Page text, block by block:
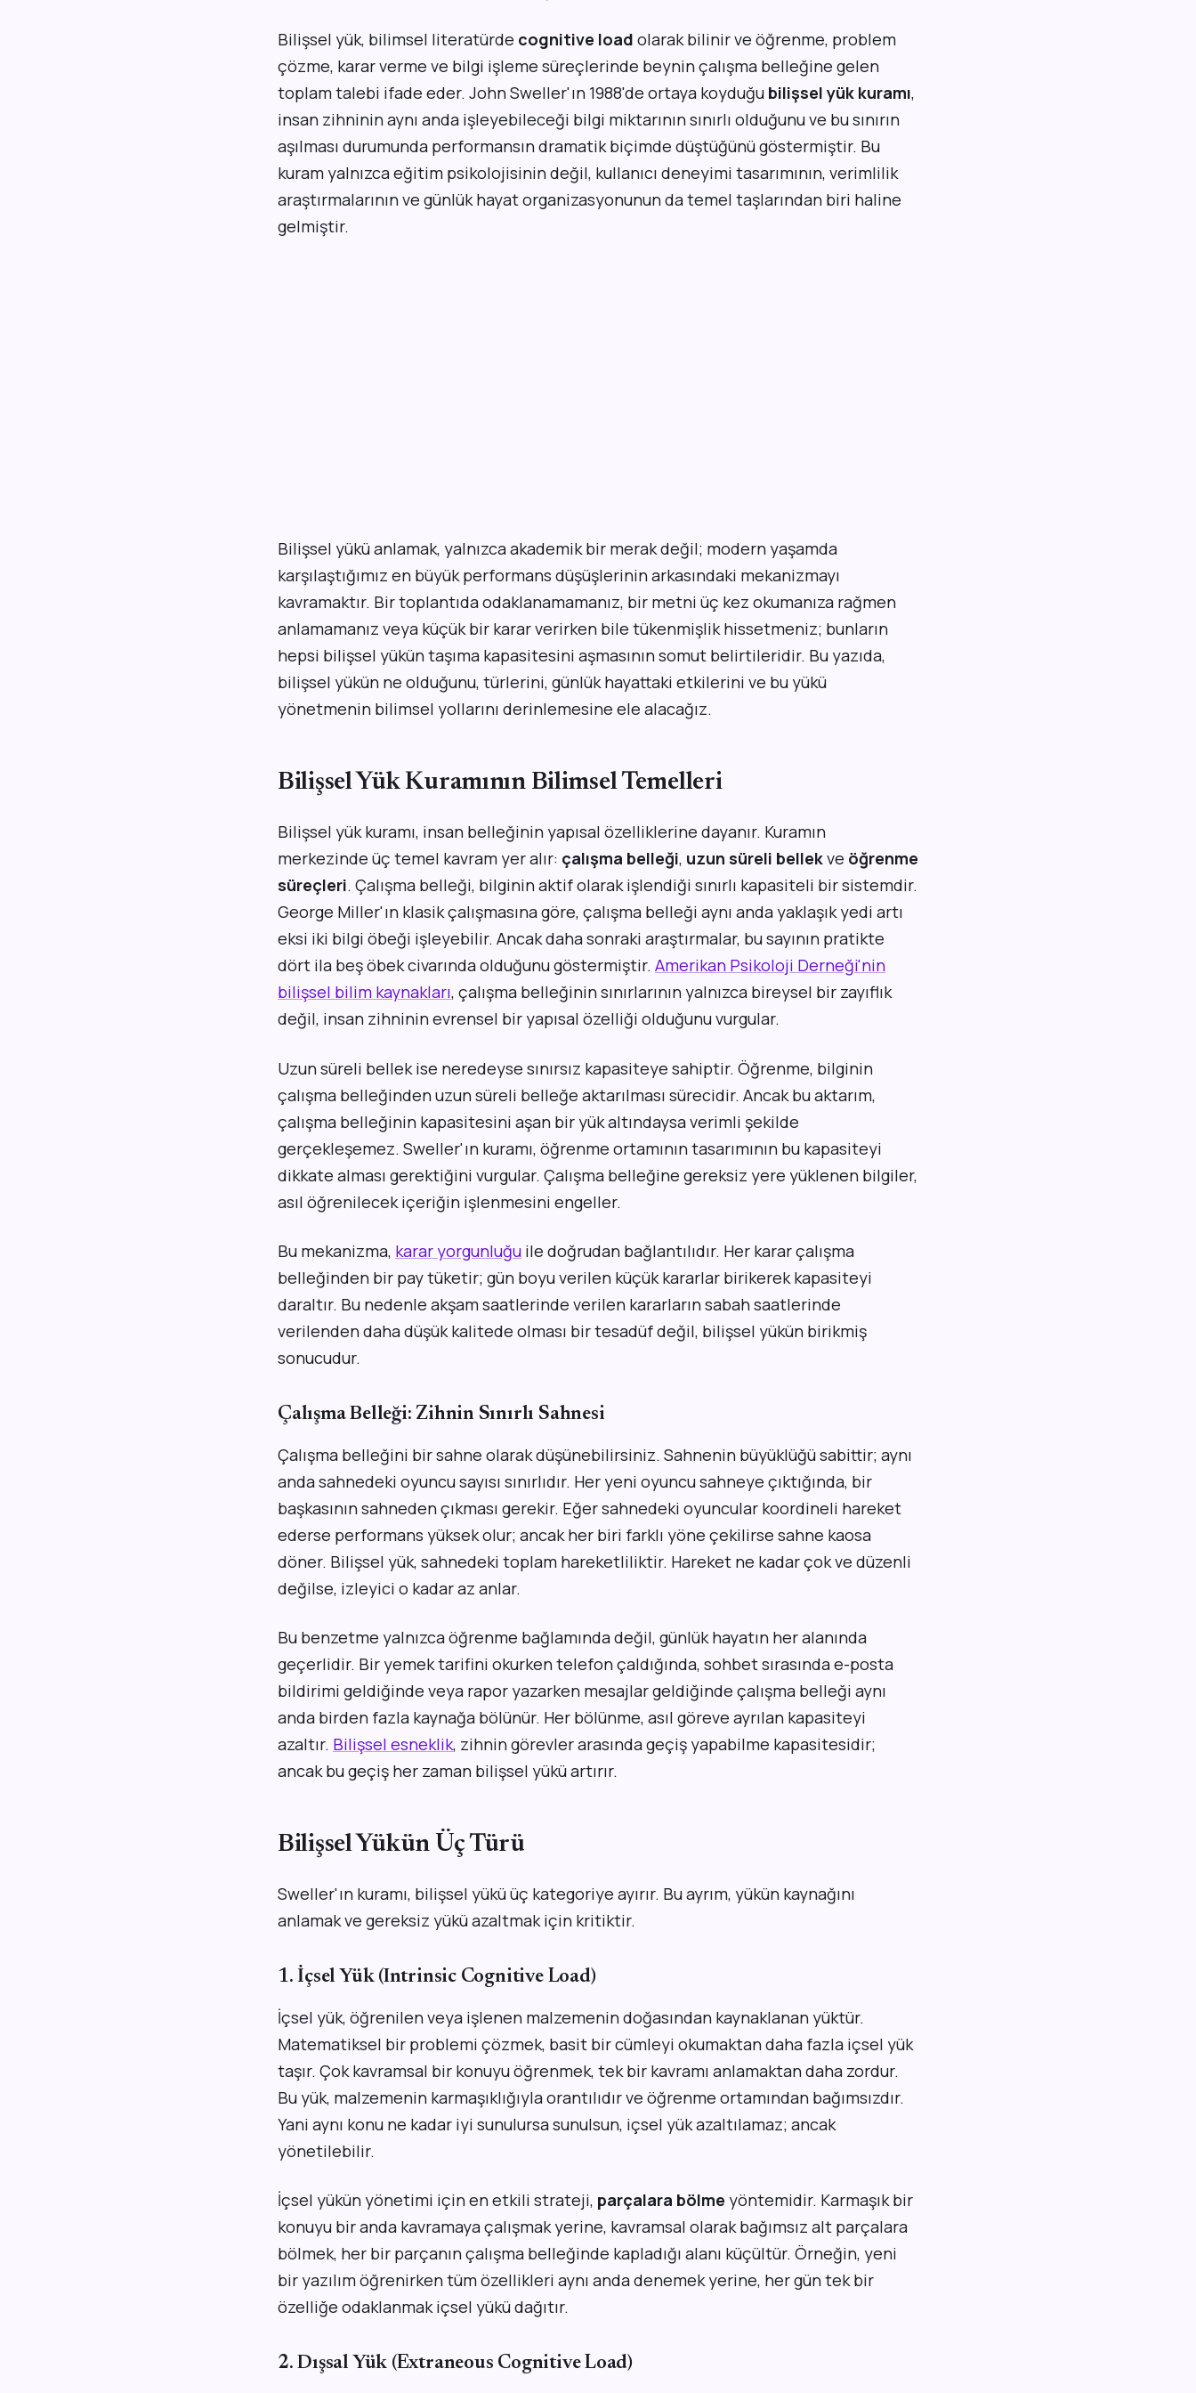
Bilişsel yük, bilimsel literatürde cognitive load olarak bilinir ve öğrenme, problem
çözme, karar verme ve bilgi işleme süreçlerinde beynin çalışma belleğine gelen
toplam talebi ifade eder. John Sweller'ın 1988'de ortaya koyduğu bilişsel yük kuramı,
insan zihninin aynı anda işleyebileceği bilgi miktarının sınırlı olduğunu ve bu sınırın
aşılması durumunda performansın dramatik biçimde düştüğünü göstermiştir. Bu
kuram yalnızca eğitim psikolojisinin değil, kullanıcı deneyimi tasarımının, verimlilik
araştırmalarının ve günlük hayat organizasyonunun da temel taşlarından biri haline
gelmiştir.
Bilişsel yükü anlamak, yalnızca akademik bir merak değil; modern yaşamda
karşılaştığımız en büyük performans düşüşlerinin arkasındaki mekanizmayı
kavramaktır. Bir toplantıda odaklanamamanız, bir metni üç kez okumanıza rağmen
anlamamanız veya küçük bir karar verirken bile tükenmişlik hissetmeniz; bunların
hepsi bilişsel yükün taşıma kapasitesini aşmasının somut belirtileridir. Bu yazıda,
bilişsel yükün ne olduğunu, türlerini, günlük hayattaki etkilerini ve bu yükü
yönetmenin bilimsel yollarını derinlemesine ele alacağız.
Bilişsel Yük Kuramının Bilimsel Temelleri
Bilişsel yük kuramı, insan belleğinin yapısal özelliklerine dayanır. Kuramın
merkezinde üç temel kavram yer alır: çalışma belleği, uzun süreli bellekve öğrenme
süreçleri. Çalışma belleği, bilginin aktif olarak işlendiği sınırlı kapasiteli bir sistemdir.
George Miller'ın klasik çalışmasına göre, çalışma belleği aynı anda yaklaşık yedi artı
eksi iki bilgi öbeği işleyebilir. Ancak daha sonraki araştırmalar, bu sayının pratikte
dört ila beş öbek civarında olduğunu göstermiştir. Amerikan Psikoloji Derneği'nin
bilişsel bilim kaynakları, çalışma belleğinin sınırlarının yalnızca bireysel bir zayıflık
değil, insan zihninin evrensel bir yapısal özelliği olduğunu vurgular.
Uzun süreli bellek ise neredeyse sınırsız kapasiteye sahiptir. Öğrenme, bilginin
çalışma belleğinden uzun süreli belleğe aktarılması sürecidir. Ancak bu aktarım,
çalışma belleğinin kapasitesini aşan bir yük altındaysa verimli şekilde
gerçekleşemez. Sweller'ın kuramı, öğrenme ortamının tasarımının bu kapasiteyi
dikkate alması gerektiğini vurgular. Çalışma belleğine gereksiz yere yüklenen bilgiler,
asıl öğrenilecek içeriğin işlenmesini engeller.
Bu mekanizma, karar yorgunluğu ile doğrudan bağlantılıdır. Her karar çalışma
belleğinden bir pay tüketir; gün boyu verilen küçük kararlar birikerek kapasiteyi
daraltır. Bu nedenle akşam saatlerinde verilen kararların sabah saatlerinde
verilenden daha düşük kalitede olması bir tesadüf değil, bilişsel yükün birikmiş
sonucudur.
Çalışma Belleği: Zihnin Sınırlı Sahnesi
Çalışma belleğini bir sahne olarak düşünebilirsiniz. Sahnenin büyüklüğü sabittir; aynı
anda sahnedeki oyuncu sayısı sınırlıdır. Her yeni oyuncu sahneye çıktığında, bir
başkasının sahneden çıkması gerekir. Eğer sahnedeki oyuncular koordineli hareket
ederse performans yüksek olur; ancak her biri farklı yöne çekilirse sahne kaosa
döner. Bilişsel yük, sahnedeki toplam hareketliliktir. Hareket ne kadar çok ve düzenli
değilse, izleyici o kadar az anlar.
Bu benzetme yalnızca öğrenme bağlamında değil, günlük hayatın her alanında
geçerlidir. Bir yemek tarifini okurken telefon çaldığında, sohbet sırasında e-posta
bildirimi geldiğinde veya rapor yazarken mesajlar geldiğinde çalışma belleği aynı
anda birden fazla kaynağa bölünür. Her bölünme, asıl göreve ayrılan kapasiteyi
azaltır. Bilişsel esneklik, zihnin görevler arasında geçiş yapabilme kapasitesidir;
ancak bu geçiş her zaman bilişsel yükü artırır.
Bilişsel Yükün Üç Türü
Sweller'ın kuramı, bilişsel yükü üç kategoriye ayırır. Bu ayrım, yükün kaynağını
anlamak ve gereksiz yükü azaltmak için kritiktir.
1. İçsel Yük (Intrinsic Cognitive Load)
İçsel yük, öğrenilen veya işlenen malzemenin doğasından kaynaklanan yüktür.
Matematiksel bir problemi çözmek, basit bir cümleyi okumaktan daha fazla içsel yük
taşır. Çok kavramsal bir konuyu öğrenmek, tek bir kavramı anlamaktan daha zordur.
Bu yük, malzemenin karmaşıklığıyla orantılıdır ve öğrenme ortamından bağımsızdır.
Yani aynı konu ne kadar iyi sunulursa sunulsun, içsel yük azaltılamaz; ancak
yönetilebilir.
İçsel yükün yönetimi için en etkili strateji, parçalara bölme yöntemidir. Karmaşık bir
konuyu bir anda kavramaya çalışmak yerine, kavramsal olarak bağımsız alt parçalara
bölmek, her bir parçanın çalışma belleğinde kapladığı alanı küçültür. Örneğin, yeni
bir yazılım öğrenirken tüm özellikleri aynı anda denemek yerine, her gün tek bir
özelliğe odaklanmak içsel yükü dağıtır.
2. Dışsal Yük (Extraneous Cognitive Load)